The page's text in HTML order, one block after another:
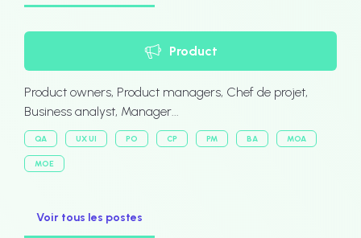
Product
Product owners, Product managers, Chef de projet,
Business analyst, Manager...
QA UX UI PO CP PM BA MOA
MOE
Voir tous les postes